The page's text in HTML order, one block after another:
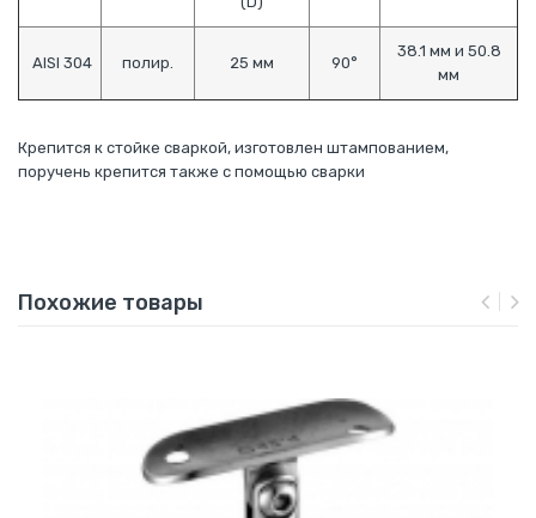
AISI 304 полир. 25 мм 90°
38.1 мм и 50.8
мм
Крепится к стойке сваркой, изготовлен штампованием,
поручень крепится также с помощью сварки
Похожие товары